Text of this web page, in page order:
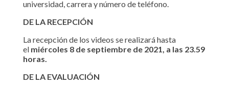
universidad, carrera y número de teléfono.
DE LA RECEPCIÓN
La recepción de los videos se realizará hasta
el miércoles 8 de septiembre de 2021, a las 23.59
horas.
DE LA EVALUACIÓN